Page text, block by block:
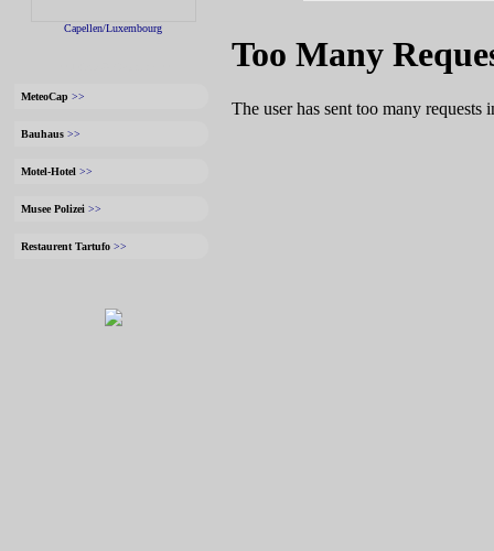
Capellen/Luxembourg
MeteoCap >>
Bauhaus >>
Motel-Hotel >>
Musee Polizei >>
Restaurent Tartufo >>